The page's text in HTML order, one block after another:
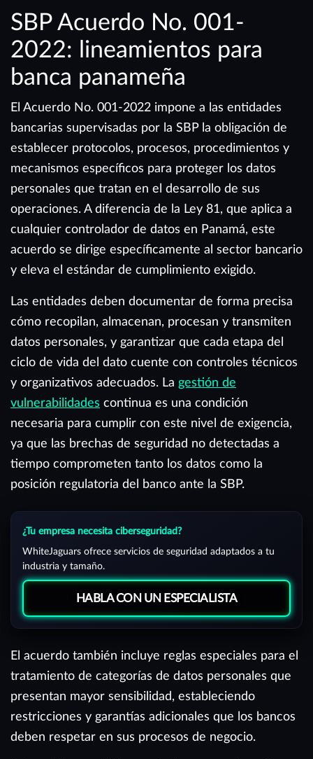
SBP Acuerdo No. 001-
2022: lineamientos para
banca panameña
El Acuerdo No. 001-2022 impone a las entidades
bancarias supervisadas por la SBP la obligación de
establecer protocolos, procesos, procedimientos y
mecanismos específicos para proteger los datos
personales que tratan en el desarrollo de sus
operaciones. A diferencia de la Ley 81, que aplica a
cualquier controlador de datos en Panamá, este
acuerdo se dirige específicamente al sector bancario
y eleva el estándar de cumplimiento exigido.
Las entidades deben documentar de forma precisa
cómo recopilan, almacenan, procesan y transmiten
datos personales, y garantizar que cada etapa del
ciclo de vida del dato cuente con controles técnicos
y organizativos adecuados. La gestión de
vulnerabilidades continua es una condición
necesaria para cumplir con este nivel de exigencia,
ya que las brechas de seguridad no detectadas a
tiempo comprometen tanto los datos como la
posición regulatoria del banco ante la SBP.
¿Tu empresa necesita ciberseguridad?
WhiteJaguars ofrece servicios de seguridad adaptados a tu
industria y tamaño.
HABLA CON UN ESPECIALISTA
El acuerdo también incluye reglas especiales para el
tratamiento de categorías de datos personales que
presentan mayor sensibilidad, estableciendo
restricciones y garantías adicionales que los bancos
deben respetar en sus procesos de negocio.